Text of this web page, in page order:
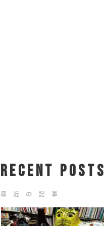
RECENT POSTS
最 近 の 記 事